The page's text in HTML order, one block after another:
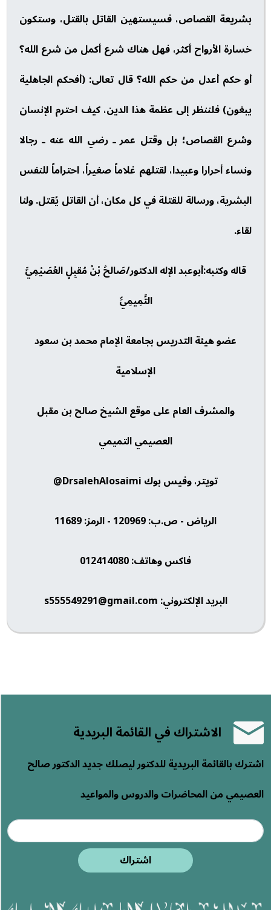
بشريعة القصاص، فسيستهين القاتل بالقتل، وستكون
خسارة الأرواح أكثر، فهل هناك شرع أكمل من شرع الله؟
أو حكم أعدل من حكم الله؟ قال تعالى: (أفحكم الجاهلية
يبغون) فلننظر إلى عظمة هذا الدين، كيف احترم الإنسان
وشرع القصاص؛ بل وقتل عمر ـ رضي الله عنه ـ رجالا
ونساء أحرارا وعبيدا، لقتلهم غلاماً صغيراً، احتراماً للنفس
البشرية، ورسالة للقتلة في كل مكان، أن القاتل يُقتل. ولنا
لقاء.
قاله وكتبه:أبوعبد الإله الدكتور/صَالحُ بْنُ مُقبِلٍ العُصَيْمِيَّ
التَّمِيمِيِّ
عضو هيئة التدريس بجامعة الإمام محمد بن سعود
الإسلامية
والمشرف العام على موقع الشيخ صالح بن مقبل
العصيمي التميمي
تويتر، وفيس بوك DrsalehAlosaimi@
الرياض - ص.ب: 120969 - الرمز: 11689
فاكس وهاتف: 012414080
البريد الإلكتروني: s555549291@gmail.com
الاشتراك في القائمة البريدية
اشترك بالقائمة البريدية للدكتور ليصلك جديد الدكتور صالح
العصيمي من المحاضرات والدروس والمواعيد
اشتراك